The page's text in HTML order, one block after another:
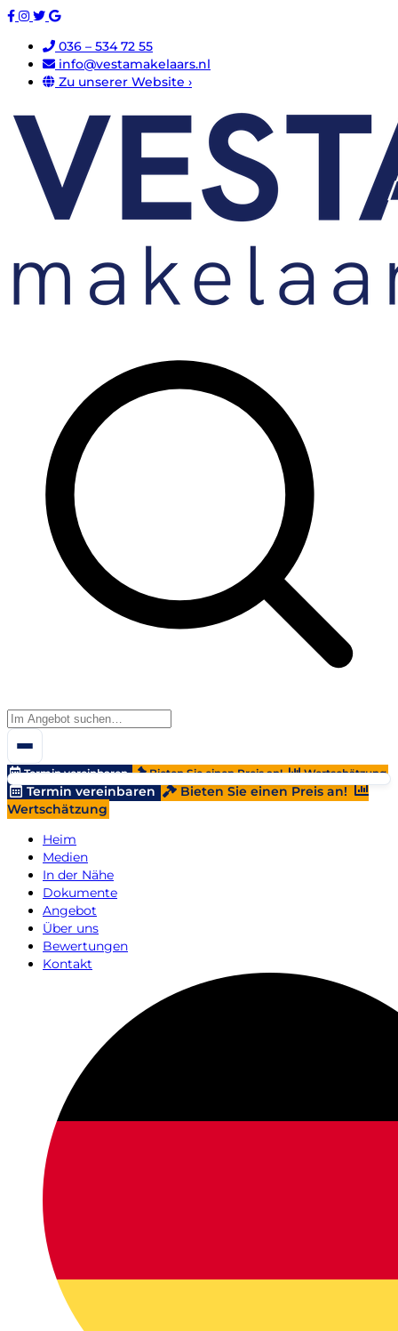
036 – 534 72 55
info@vestamakelaars.nl
Zu unserer Website ›
Termin vereinbaren Bieten Sie einen Preis an! Wertschätzung
Termin vereinbaren
Bieten Sie einen Preis an!
Wertschätzung
Heim
Medien
In der Nähe
Dokumente
Angebot
Über uns
Bewertungen
Kontakt